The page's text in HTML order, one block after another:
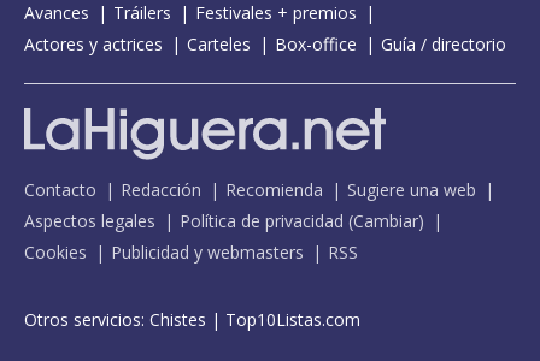
Avances
Tráilers
Festivales + premios
Actores y actrices
Carteles Box-office Guía / directorio
Contacto Redacción Recomienda
Sugiere una web
Aspectos legales
Política de privacidad (Cambiar)
Cookies
Publicidad y webmasters RSS
Otros servicios: Chistes | Top10Listas.com